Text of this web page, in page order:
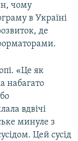
чому
в Україні
де
«Це як
набагато
вдвічі
минуле з
Цей сусід